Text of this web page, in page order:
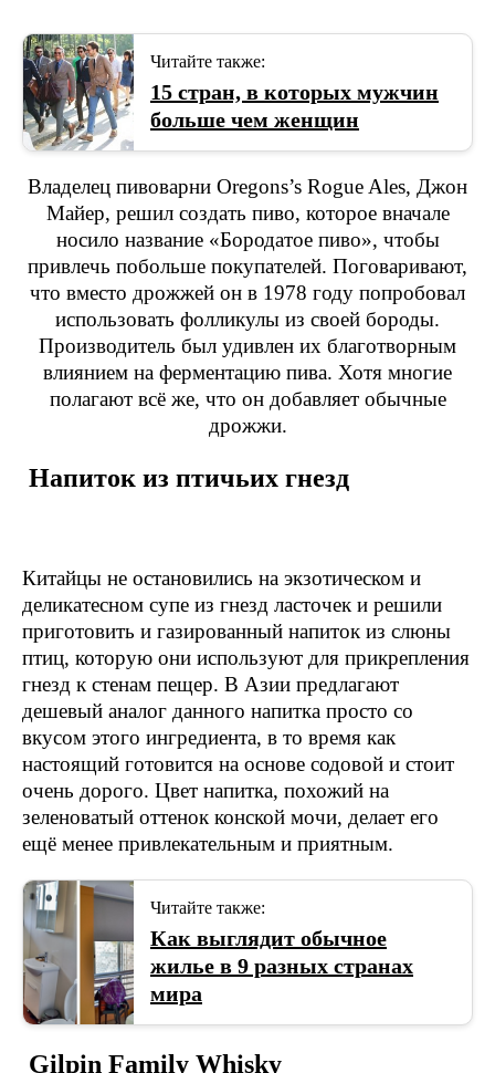
Читайте также:
15 стран, в которых мужчин
больше чем женщин
Владелец пивоварни Oregons’s Rogue Ales, Джон
Майер, решил создать пиво, которое вначале
носило название «Бородатое пиво», чтобы
привлечь побольше покупателей. Поговаривают,
что вместо дрожжей он в 1978 году попробовал
использовать фолликулы из своей бороды.
Производитель был удивлен их благотворным
влиянием на ферментацию пива. Хотя многие
полагают всё же, что он добавляет обычные
дрожжи.
Напиток из птичьих гнезд
Китайцы не остановились на экзотическом и
деликатесном супе из гнезд ласточек и решили
приготовить и газированный напиток из слюны
птиц, которую они используют для прикрепления
гнезд к стенам пещер. В Азии предлагают
дешевый аналог данного напитка просто со
вкусом этого ингредиента, в то время как
настоящий готовится на основе содовой и стоит
очень дорого. Цвет напитка, похожий на
зеленоватый оттенок конской мочи, делает его
ещё менее привлекательным и приятным.
Читайте также:
Как выглядит обычное
жилье в 9 разных странах
мира
Gilpin Family Whisky